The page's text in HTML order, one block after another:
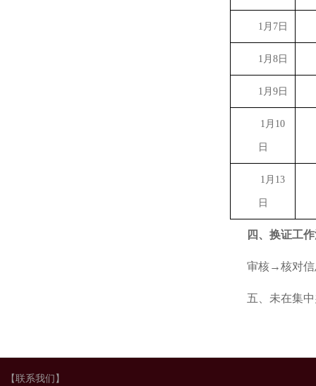
1 月 7日
1 月 8日
1 月 9日
1 月 10
日
1 月 13
日
四、换证工
审核→核对
五、未在集
【联系我们】